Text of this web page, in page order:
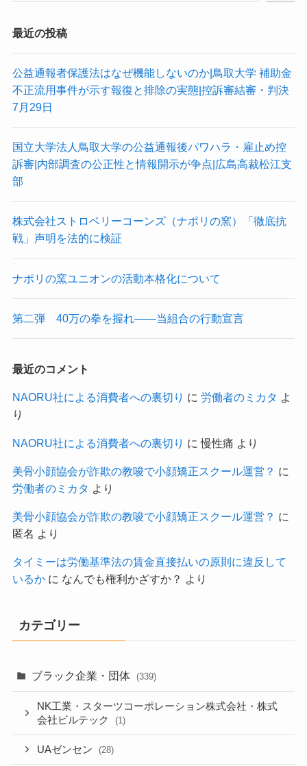
最近の投稿
公益通報者保護法はなぜ機能しないのか|鳥取大学 補助金
不正流用事件が示す報復と排除の実態|控訴審結審・判決
7月29日
国立大学法人鳥取大学の公益通報後パワハラ・雇止め控
訴審|内部調査の公正性と情報開示が争点|広島高裁松江支
部
株式会社ストロベリーコーンズ（ナポリの窯）「徹底抗
戦」声明を法的に検証
ナポリの窯ユニオンの活動本格化について
第二弾 40万の拳を握れ——当組合の行動宣言
最近のコメント
NAORU社による消費者への裏切り に 労働者のミカタ よ
り
NAORU社による消費者への裏切り に慢性痛 より
美骨小顔協会が詐欺の教唆で小顔矯正スクール運営？ に
労働者のミカタ より
美骨小顔協会が詐欺の教唆で小顔矯正スクール運営？ に
匿名 より
タイミーは労働基準法の賃金直接払いの原則に違反して
いるかに なんでも権利かざすか？ より
カテゴリー
ブラック企業・団体 (339)
NK工業・スターツコーポレーション株式会社・株式
会社ビルテック
(1)
UAゼンセン (28)